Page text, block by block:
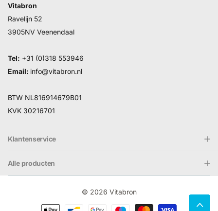
Klantenservice
Alle producten
Vitabron
Ravelijn 52
3905NV Veenendaal
Tel: +31 (0)318 553946
Email: info@vitabron.nl
BTW NL816914679B01
KVK 30216701
© 2026 Vitabron